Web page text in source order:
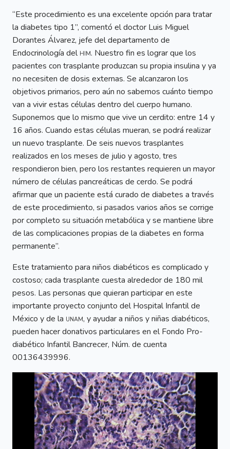
“Este procedimiento es una excelente opción para tratar
la diabetes tipo 1”, comentó el doctor Luis Miguel
Dorantes Álvarez, jefe del departamento de
Endocrinología delhim. Nuestro fin es lograr que los
pacientes con trasplante produzcan su propia insulina y ya
no necesiten de dosis externas. Se alcanzaron los
objetivos primarios, pero aún no sabemos cuánto tiempo
van a vivir estas células dentro del cuerpo humano.
Suponemos que lo mismo que vive un cerdito: entre 14 y
16 años. Cuando estas células mueran, se podrá realizar
un nuevo trasplante. De seis nuevos trasplantes
realizados en los meses de julio y agosto, tres
respondieron bien, pero los restantes requieren un mayor
número de células pancreáticas de cerdo. Se podrá
afirmar que un paciente está curado de diabetes a través
de este procedimiento, si pasados varios años se corrige
por completo su situación metabólica y se mantiene libre
de las complicaciones propias de la diabetes en forma
permanente”.
Este tratamiento para niños diabéticos es complicado y
costoso; cada trasplante cuesta alrededor de 180 mil
pesos. Las personas que quieran participar en este
importante proyecto conjunto del Hospital Infantil de
México y de la unam, y ayudar a niños y niñas diabéticos,
pueden hacer donativos particulares en el Fondo Pro-
diabético Infantil Bancrecer, Núm. de cuenta
00136439996.